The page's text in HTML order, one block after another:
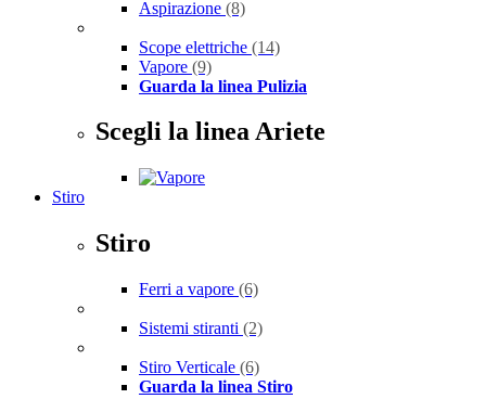
Aspirazione (8)
Scope elettriche (14)
Vapore (9)
Guarda la linea Pulizia
Scegli la linea Ariete
Stiro
Stiro
Ferri a vapore (6)
Sistemi stiranti (2)
Stiro Verticale (6)
Guarda la linea Stiro